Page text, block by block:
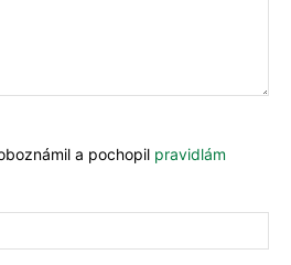
a pochopil pravidlám